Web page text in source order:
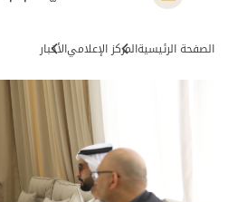
الصفحة الرئيسيةالمركز الإعلاميالأخبار